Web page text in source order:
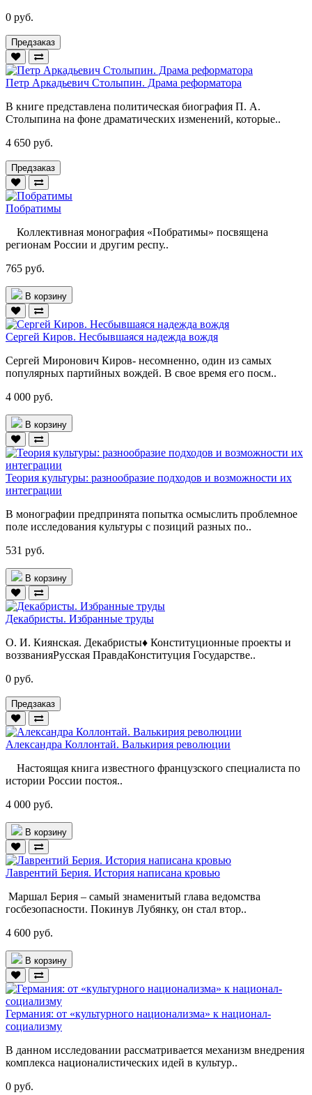
0 руб.
Предзаказ
Петр Аркадьевич Столыпин. Драма реформатора
В книге представлена политическая биография П. А.
Столыпина на фоне драматических изменений, которые..
4 650 руб.
Предзаказ
Побратимы
Коллективная монография «Побратимы» посвящена
регионам России и другим респу..
765 руб.
В корзину
Сергей Киров. Несбывшаяся надежда вождя
Сергей Миронович Киров- несомненно, один из самых
популярных партийных вождей. В свое время его посм..
4 000 руб.
В корзину
Теория культуры: разнообразие подходов и возможности их
интеграции
В монографии предпринята попытка осмыслить проблемное
поле исследования культуры с позиций разных по..
531 руб.
В корзину
Декабристы. Избранные труды
О. И. Киянская. Декабристы♦ Конституционные проекты и
воззванияРусская ПравдаКонституция Государстве..
0 руб.
Предзаказ
Александра Коллонтай. Валькирия революции
Настоящая книга известного французского специалиста по
истории России постоя..
4 000 руб.
В корзину
Лаврентий Берия. История написана кровью
Маршал Берия – самый знаменитый глава ведомства
госбезопасности. Покинув Лубянку, он стал втор..
4 600 руб.
В корзину
Германия: от «культурного национализма» к национал-
социализму
В данном исследовании рассматривается механизм внедрения
комплекса националистических идей в культур..
0 руб.